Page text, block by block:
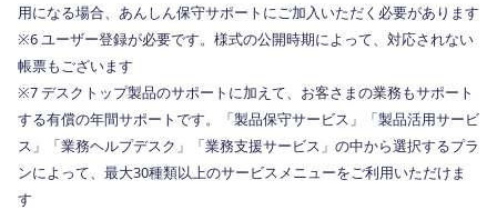
用になる場合、あんしん保守サポートにご加入いただく必要があります
※6 ユーザー登録が必要です。様式の公開時期によって、対応されない
帳票もございます
※7 デスクトップ製品のサポートに加えて、お客さまの業務もサポート
する有償の年間サポートです。「製品保守サービス」「製品活用サービ
ス」「業務ヘルプデスク」「業務支援サービス」の中から選択するプラ
ンによって、最大30種類以上のサービスメニューをご利用いただけま
す